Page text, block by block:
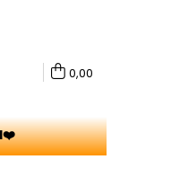
0,00